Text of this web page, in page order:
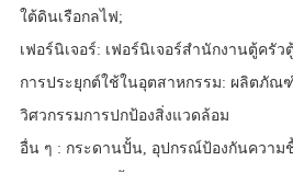
ใต้ดินเรือกลไฟ;
เฟอร์นิเจอร์: เฟอร์นิเจอร์สำนักงานตู้ครัว
การประยุกต์ใช้ในอุตสาหกรรม: ผลิตภัณ
วิศวกรรมการปกป้องสิ่งแวดล้อม
อื่น ๆ : กระดานปั้น, อุปกรณ์ป้องกันความ